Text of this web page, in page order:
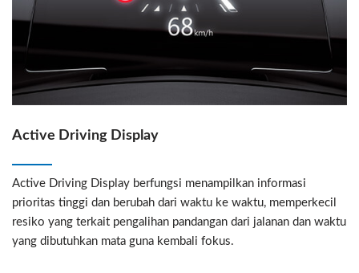
Active Driving Display
Active Driving Display berfungsi menampilkan informasi
prioritas tinggi dan berubah dari waktu ke waktu, memperkecil
resiko yang terkait pengalihan pandangan dari jalanan dan waktu
yang dibutuhkan mata guna kembali fokus.